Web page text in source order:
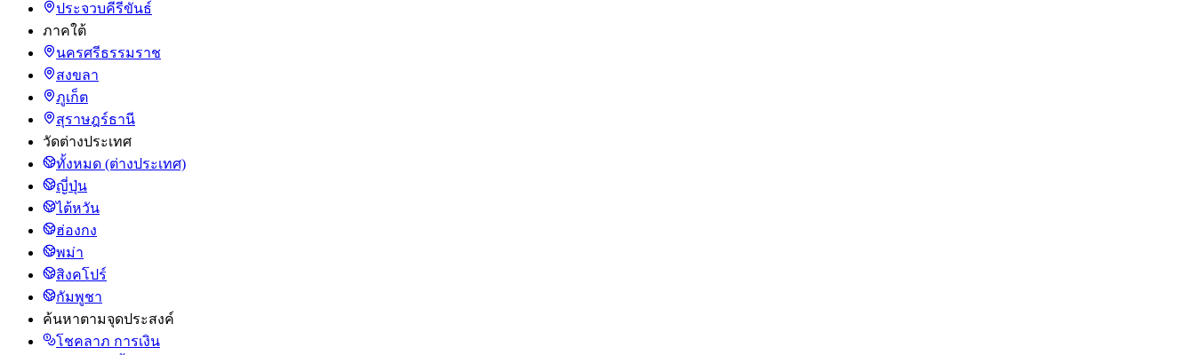
ประจวบคีรีขันธ์
ภาคใต้
นครศรีธรรมราช
สงขลา
ภูเก็ต
สุราษฎร์ธานี
วัดต่างประเทศ
ทั้งหมด (ต่างประเทศ)
ญี่ปุ่น
ไต้หวัน
ฮ่องกง
พม่า
สิงคโปร์
กัมพูชา
ค้นหาตามจุดประสงค์
โชคลาภ การเงิน